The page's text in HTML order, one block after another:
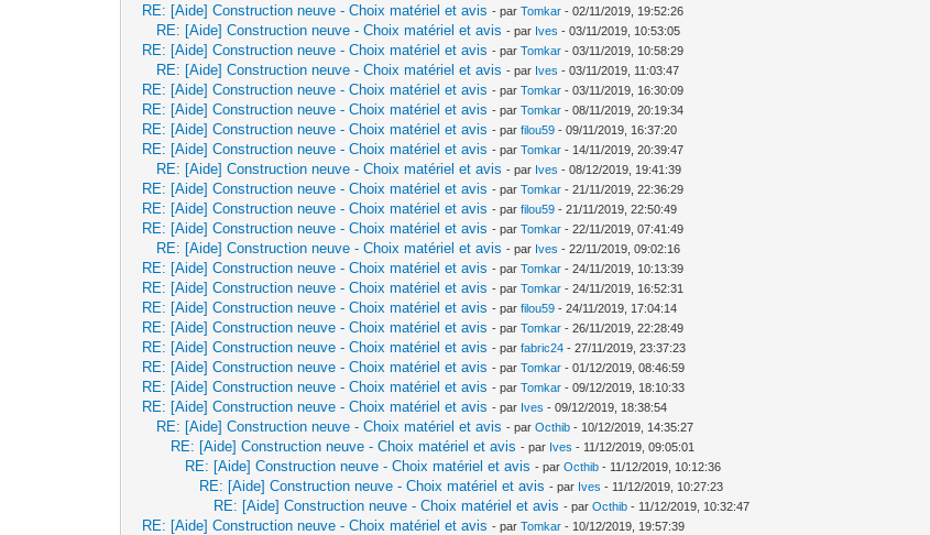
RE: [Aide] Construction neuve - Choix matériel et avis - parTomkar - 02/11/2019, 19:52:26
RE: [Aide] Construction neuve - Choix matériel et avis - par Ives - 03/11/2019, 10:53:05
RE: [Aide] Construction neuve - Choix matériel et avis - parTomkar - 03/11/2019, 10:58:29
RE: [Aide] Construction neuve - Choix matériel et avis - par Ives - 03/11/2019, 11:03:47
RE: [Aide] Construction neuve - Choix matériel et avis - parTomkar - 03/11/2019, 16:30:09
RE: [Aide] Construction neuve - Choix matériel et avis - parTomkar - 08/11/2019, 20:19:34
RE: [Aide] Construction neuve - Choix matériel et avis - parfilou59 - 09/11/2019, 16:37:20
RE: [Aide] Construction neuve - Choix matériel et avis - parTomkar - 14/11/2019, 20:39:47
RE: [Aide] Construction neuve - Choix matériel et avis - par Ives - 08/12/2019, 19:41:39
RE: [Aide] Construction neuve - Choix matériel et avis - parTomkar - 21/11/2019, 22:36:29
RE: [Aide] Construction neuve - Choix matériel et avis - parfilou59 - 21/11/2019, 22:50:49
RE: [Aide] Construction neuve - Choix matériel et avis - parTomkar - 22/11/2019, 07:41:49
RE: [Aide] Construction neuve - Choix matériel et avis - par Ives - 22/11/2019, 09:02:16
RE: [Aide] Construction neuve - Choix matériel et avis - parTomkar - 24/11/2019, 10:13:39
RE: [Aide] Construction neuve - Choix matériel et avis - parTomkar - 24/11/2019, 16:52:31
RE: [Aide] Construction neuve - Choix matériel et avis - parfilou59 - 24/11/2019, 17:04:14
RE: [Aide] Construction neuve - Choix matériel et avis - parTomkar - 26/11/2019, 22:28:49
RE: [Aide] Construction neuve - Choix matériel et avis - parfabric24 - 27/11/2019, 23:37:23
RE: [Aide] Construction neuve - Choix matériel et avis - parTomkar - 01/12/2019, 08:46:59
RE: [Aide] Construction neuve - Choix matériel et avis - parTomkar - 09/12/2019, 18:10:33
RE: [Aide] Construction neuve - Choix matériel et avis - par Ives - 09/12/2019, 18:38:54
RE: [Aide] Construction neuve - Choix matériel et avis - parOcthib - 10/12/2019, 14:35:27
RE: [Aide] Construction neuve - Choix matériel et avis - par Ives - 11/12/2019, 09:05:01
RE: [Aide] Construction neuve - Choix matériel et avis - parOcthib - 11/12/2019, 10:12:36
RE: [Aide] Construction neuve - Choix matériel et avis - par Ives - 11/12/2019, 10:27:23
RE: [Aide] Construction neuve - Choix matériel et avis - parOcthib - 11/12/2019, 10:32:47
RE: [Aide] Construction neuve - Choix matériel et avis - parTomkar - 10/12/2019, 19:57:39